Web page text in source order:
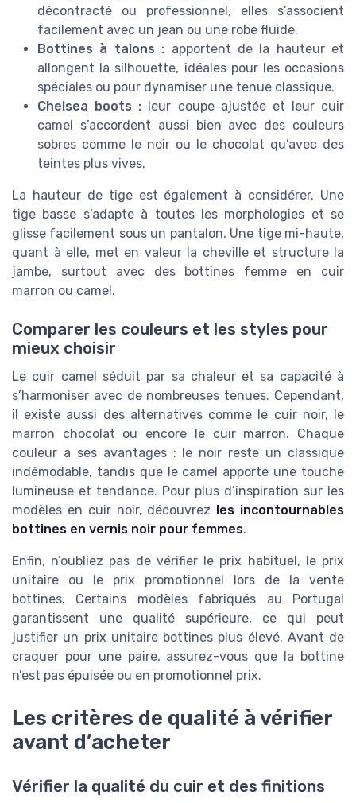
décontracté ou professionnel, elles s’associent
facilement avec un jean ou une robe fluide.
Bottines à talons : apportent de la hauteur et
allongent la silhouette, idéales pour les occasions
spéciales ou pour dynamiser une tenue classique.
Chelsea boots : leur coupe ajustée et leur cuir
camel s’accordent aussi bien avec des couleurs
sobres comme le noir ou le chocolat qu’avec des
teintes plus vives.
La hauteur de tige est également à considérer. Une
tige basse s’adapte à toutes les morphologies et se
glisse facilement sous un pantalon. Une tige mi-haute,
quant à elle, met en valeur la cheville et structure la
jambe, surtout avec des bottines femme en cuir
marron ou camel.
Comparer les couleurs et les styles pour
mieux choisir
Le cuir camel séduit par sa chaleur et sa capacité à
s’harmoniser avec de nombreuses tenues. Cependant,
il existe aussi des alternatives comme le cuir noir, le
marron chocolat ou encore le cuir marron. Chaque
couleur a ses avantages : le noir reste un classique
indémodable, tandis que le camel apporte une touche
lumineuse et tendance. Pour plus d’inspiration sur les
modèles en cuir noir, découvrez les incontournables
bottines en vernis noir pour femmes.
Enfin, n’oubliez pas de vérifier le prix habituel, le prix
unitaire ou le prix promotionnel lors de la vente
bottines. Certains modèles fabriqués au Portugal
garantissent une qualité supérieure, ce qui peut
justifier un prix unitaire bottines plus élevé. Avant de
craquer pour une paire, assurez-vous que la bottine
n’est pas épuisée ou en promotionnel prix.
Les critères de qualité à vérifier
avant d’acheter
Vérifier la qualité du cuir et des finitions